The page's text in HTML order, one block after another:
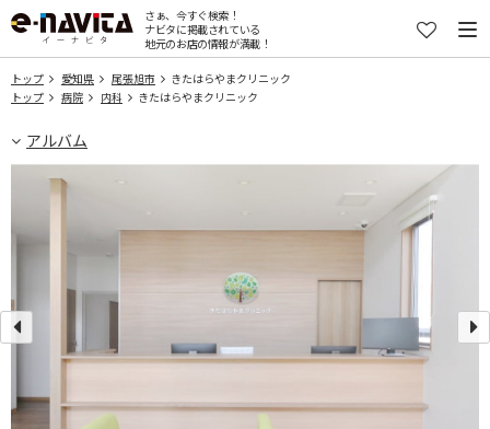
さぁ、今すぐ検索！
ナビタに掲載されている
地元のお店の情報が満載！
トップ 愛知県 尾張旭市
きたはらやまクリニック
トップ
病院 内科 きたはらやまクリニック
アルバム